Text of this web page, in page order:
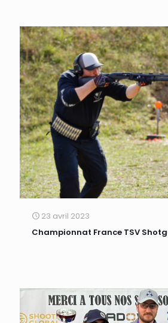
23 avril 2023
Championnat France TSV